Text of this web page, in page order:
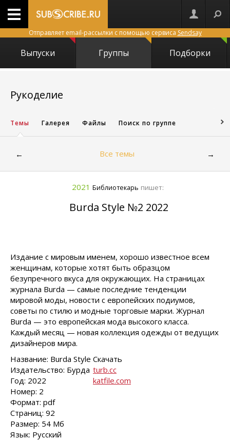
Отправляет email-рассылки с помощью сервиса Sendsay
Выпуски Группы Подборки
Рукоделие
Темы Галерея Файлы Поиск по группе
← Все темы →
2021 Библиотекарь пишет:
Burda Style №2 2022
Издание с мировым именем, хорошо известное всем
женщинам, которые хотят быть образцом
безупречного вкуса для окружающих. На страницах
журнала Burda — самые последние тенденции
мировой моды, новости с европейских подиумов,
советы по стилю и модные торговые марки. Журнал
Burda — это европейская мода высокого класса.
Каждый месяц — новая коллекция одежды от ведущих
дизайнеров мира.
Название: Burdа Style
Издательство: Бурдa
Год: 2022
Номер: 2
Формат: pdf
Страниц: 92
Размер: 54 Мб
Язык: Русский
Скачать
turb.cc
katfile.com